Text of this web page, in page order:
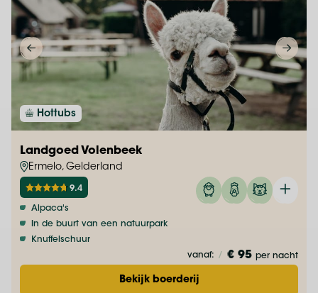
Hottubs
Landgoed Volenbeek
Ermelo, Gelderland
9.4
Alpaca's
In de buurt van een natuurpark
Knuffelschuur
vanaf: / € 95 per nacht
Bekijk boerderij